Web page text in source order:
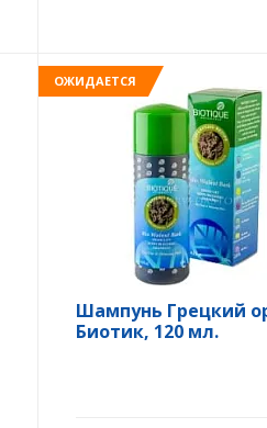
ОЖИДАЕТСЯ
Шампунь Грецкий
Биотик, 120 мл.